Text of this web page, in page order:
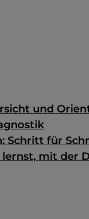
und
Schritt für
mit der